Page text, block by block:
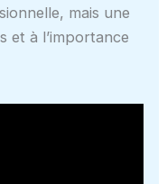
mais une
et à l’importance